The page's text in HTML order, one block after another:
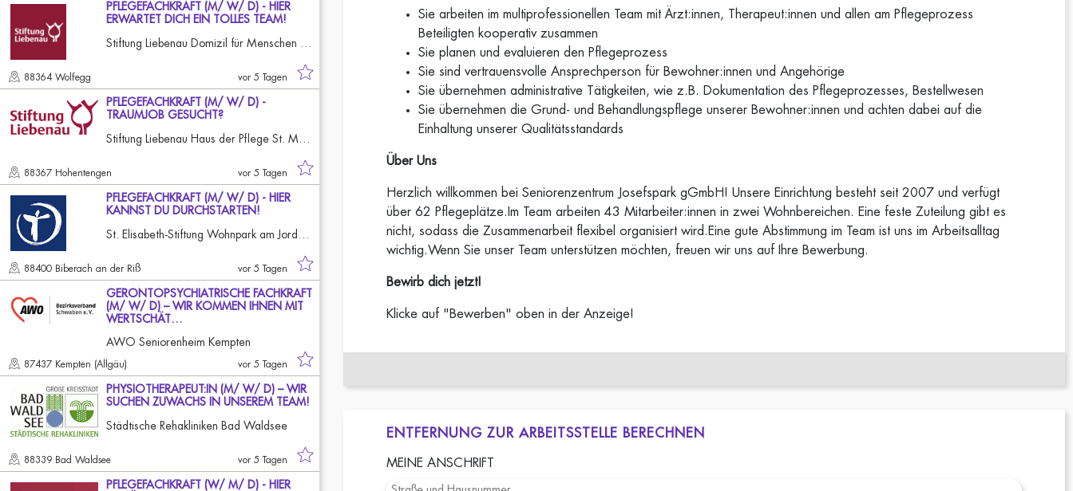
PFLEGEFACHKRAFT (M/ W/ D) - HIER
ERWARTET DICH EIN TOLLES TEAM!
88364 Wolfegg vor 5 Tagen
PFLEGEFACHKRAFT (M/ W/ D) -
TRAUMJOB GESUCHT?
88367 Hohentengen vor 5 Tagen
PFLEGEFACHKRAFT (M/ W/ D) - HIER
KANNST DU DURCHSTARTEN!
88400 Biberach an der Riß vor 5 Tagen
GERONTOPSYCHIATRISCHE FACHKRAFT
(M/ W/ D) – WIR KOMMEN IHNEN MIT
WERTSCHÄT…
AWO Seniorenheim Kempten
87437 Kempten (Allgäu) vor 5 Tagen
PHYSIOTHERAPEUT:IN (M/ W/ D) – WIR
SUCHEN ZUWACHS IN UNSEREM TEAM!
Städtische Rehakliniken Bad Waldsee
88339 Bad Waldsee vor 5 Tagen
PFLEGEFACHKRAFT (W/ M/ D) - HIER
Sie arbeiten im multiprofessionellen Team mit Ärzt:innen, Therapeut:innen und allen am Pflegeprozess
Beteiligten kooperativ zusammen
Sie planen und evaluieren den Pflegeprozess
Sie sind vertrauensvolle Ansprechperson für Bewohner:innen und Angehörige
Sie übernehmen administrative Tätigkeiten, wie z.B. Dokumentation des Pflegeprozesses, Bestellwesen
Sie übernehmen die Grund- und Behandlungspflege unserer Bewohner:innen und achten dabei auf die
Einhaltung unserer Qualitätsstandards
Über Uns
Herzlich willkommen bei Seniorenzentrum Josefspark gGmbH! Unsere Einrichtung besteht seit 2007 und verfügt
über 62 Pflegeplätze.Im Team arbeiten 43 Mitarbeiter:innen in zwei Wohnbereichen. Eine feste Zuteilung gibt es
nicht, sodass die Zusammenarbeit flexibel organisiert wird.Eine gute Abstimmung im Team ist uns im Arbeitsalltag
wichtig.Wenn Sie unser Team unterstützen möchten, freuen wir uns auf Ihre Bewerbung.
Bewirb dich jetzt!
Klicke auf "Bewerben" oben in der Anzeige!
ENTFERNUNG ZUR ARBEITSSTELLE BERECHNEN
MEINE ANSCHRIFT